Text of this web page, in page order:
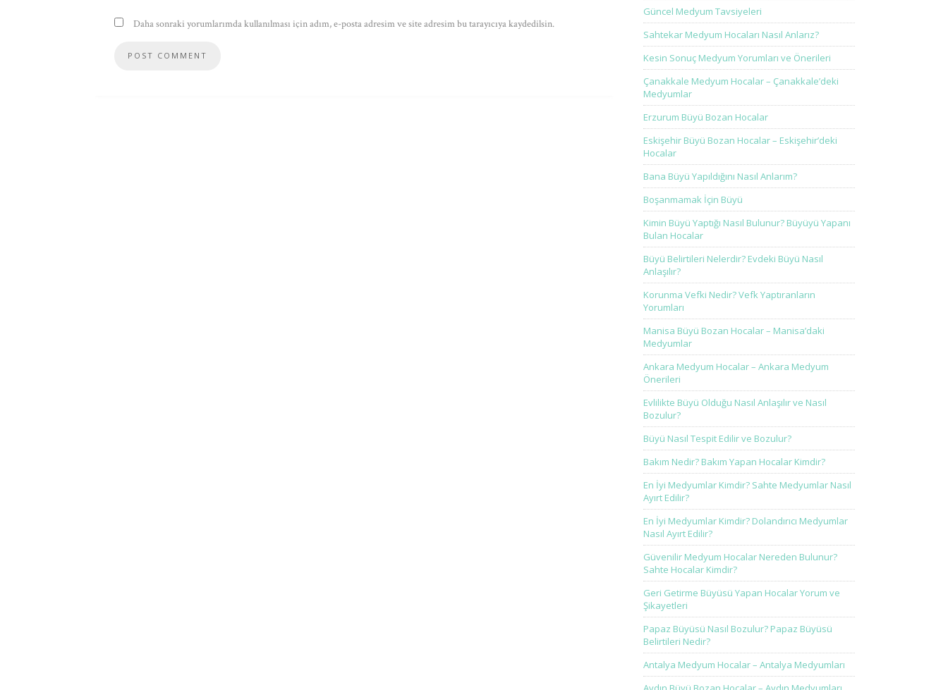
Daha sonraki yorumlarımda kullanılması için adım, e-posta adresim ve site adresim bu tarayıcıya kaydedilsin.
Güncel Medyum Tavsiyeleri
Sahtekar Medyum Hocaları Nasıl Anlarız?
Kesin Sonuç Medyum Yorumları ve Önerileri
Çanakkale Medyum Hocalar – Çanakkale’deki
Medyumlar
Erzurum Büyü Bozan Hocalar
Eskişehir Büyü Bozan Hocalar – Eskişehir’deki
Hocalar
Bana Büyü Yapıldığını Nasıl Anlarım?
Boşanmamak İçin Büyü
Kimin Büyü Yaptığı Nasıl Bulunur? Büyüyü Yapanı
Bulan Hocalar
Büyü Belirtileri Nelerdir? Evdeki Büyü Nasıl
Anlaşılır?
Korunma Vefki Nedir? Vefk Yaptıranların
Yorumları
Manisa Büyü Bozan Hocalar – Manisa’daki
Medyumlar
Ankara Medyum Hocalar – Ankara Medyum
Önerileri
Evlilikte Büyü Olduğu Nasıl Anlaşılır ve Nasıl
Bozulur?
Büyü Nasıl Tespit Edilir ve Bozulur?
Bakım Nedir? Bakım Yapan Hocalar Kimdir?
En İyi Medyumlar Kimdir? Sahte Medyumlar Nasıl
Ayırt Edilir?
En İyi Medyumlar Kimdir? Dolandırıcı Medyumlar
Nasıl Ayırt Edilir?
Güvenilir Medyum Hocalar Nereden Bulunur?
Sahte Hocalar Kimdir?
Geri Getirme Büyüsü Yapan Hocalar Yorum ve
Şikayetleri
Papaz Büyüsü Nasıl Bozulur? Papaz Büyüsü
Belirtileri Nedir?
Antalya Medyum Hocalar – Antalya Medyumları